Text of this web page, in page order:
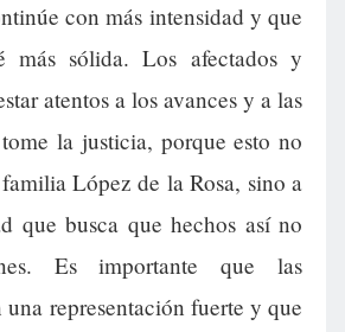
con más intensidad y que
más sólida. Los afectados y
atentos a los avances y a las
la justicia, porque esto no
López de la Rosa, sino a
que busca que hechos así no
Es importante que las
representación fuerte y que